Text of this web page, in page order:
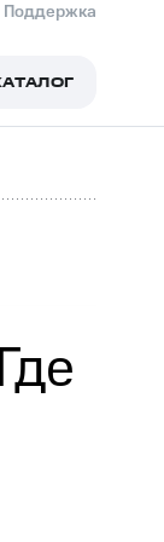
Поддержка